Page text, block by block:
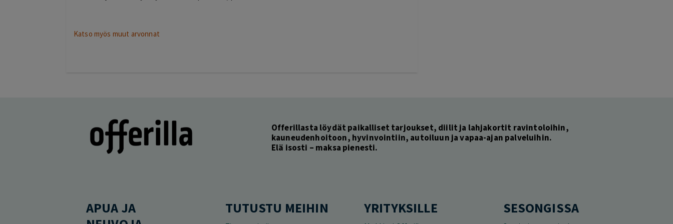
Katso myös muut arvonnat
Offerillasta löydät paikalliset tarjoukset, diilit ja lahjakortit ravintoloihin,
kauneudenhoitoon, hyvinvointiin, autoiluun ja vapaa-ajan palveluihin.
Elä isosti – maksa pienesti.
APUA JA
TUTUSTU MEIHIN YRITYKSILLE SESONGISSA